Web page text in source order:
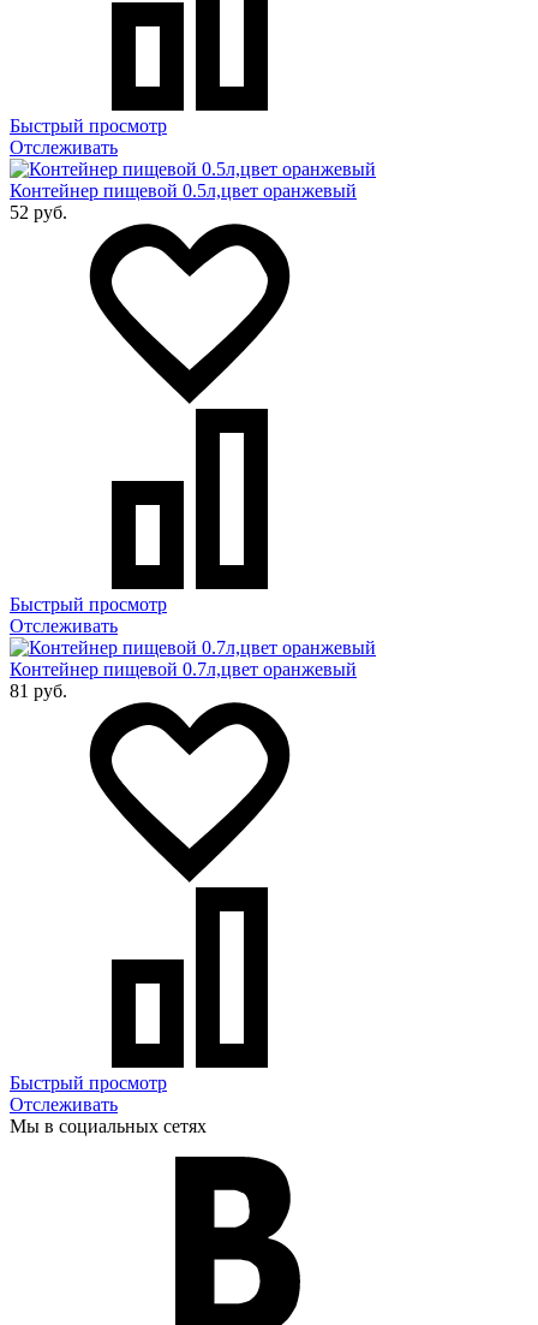
Быстрый просмотр
Отслеживать
Контейнер пищевой 0.5л,цвет оранжевый
52 руб.
Быстрый просмотр
Отслеживать
Контейнер пищевой 0.7л,цвет оранжевый
81 руб.
Быстрый просмотр
Отслеживать
Мы в социальных сетях